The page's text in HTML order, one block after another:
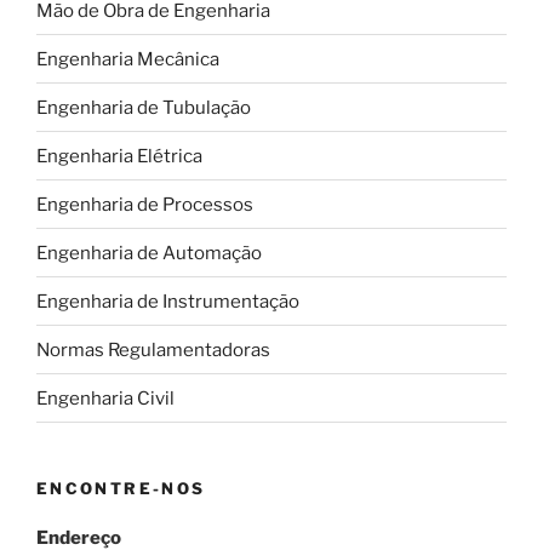
9
horas!”
Mão de Obra de Engenharia
Engenharia Mecânica
Engenharia de Tubulação
Engenharia Elétrica
Engenharia de Processos
Engenharia de Automação
Engenharia de Instrumentação
Normas Regulamentadoras
Engenharia Civil
ENCONTRE-NOS
Endereço